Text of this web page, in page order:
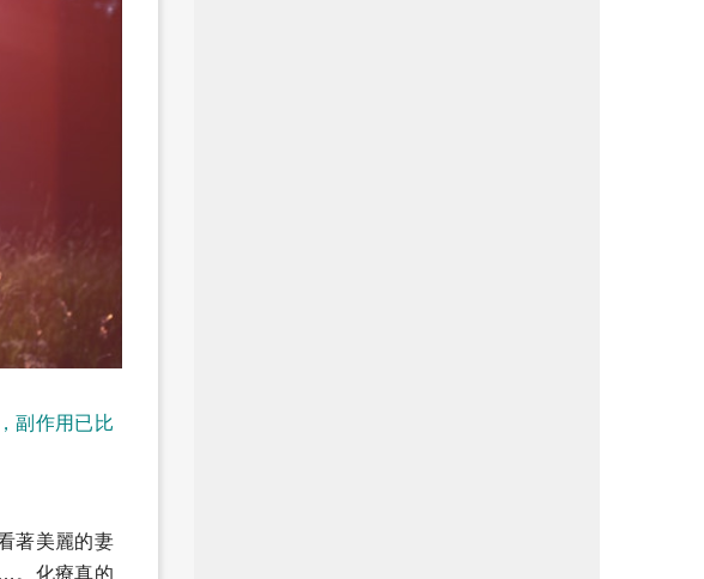
副作用已比
著美麗的妻
。化療真的